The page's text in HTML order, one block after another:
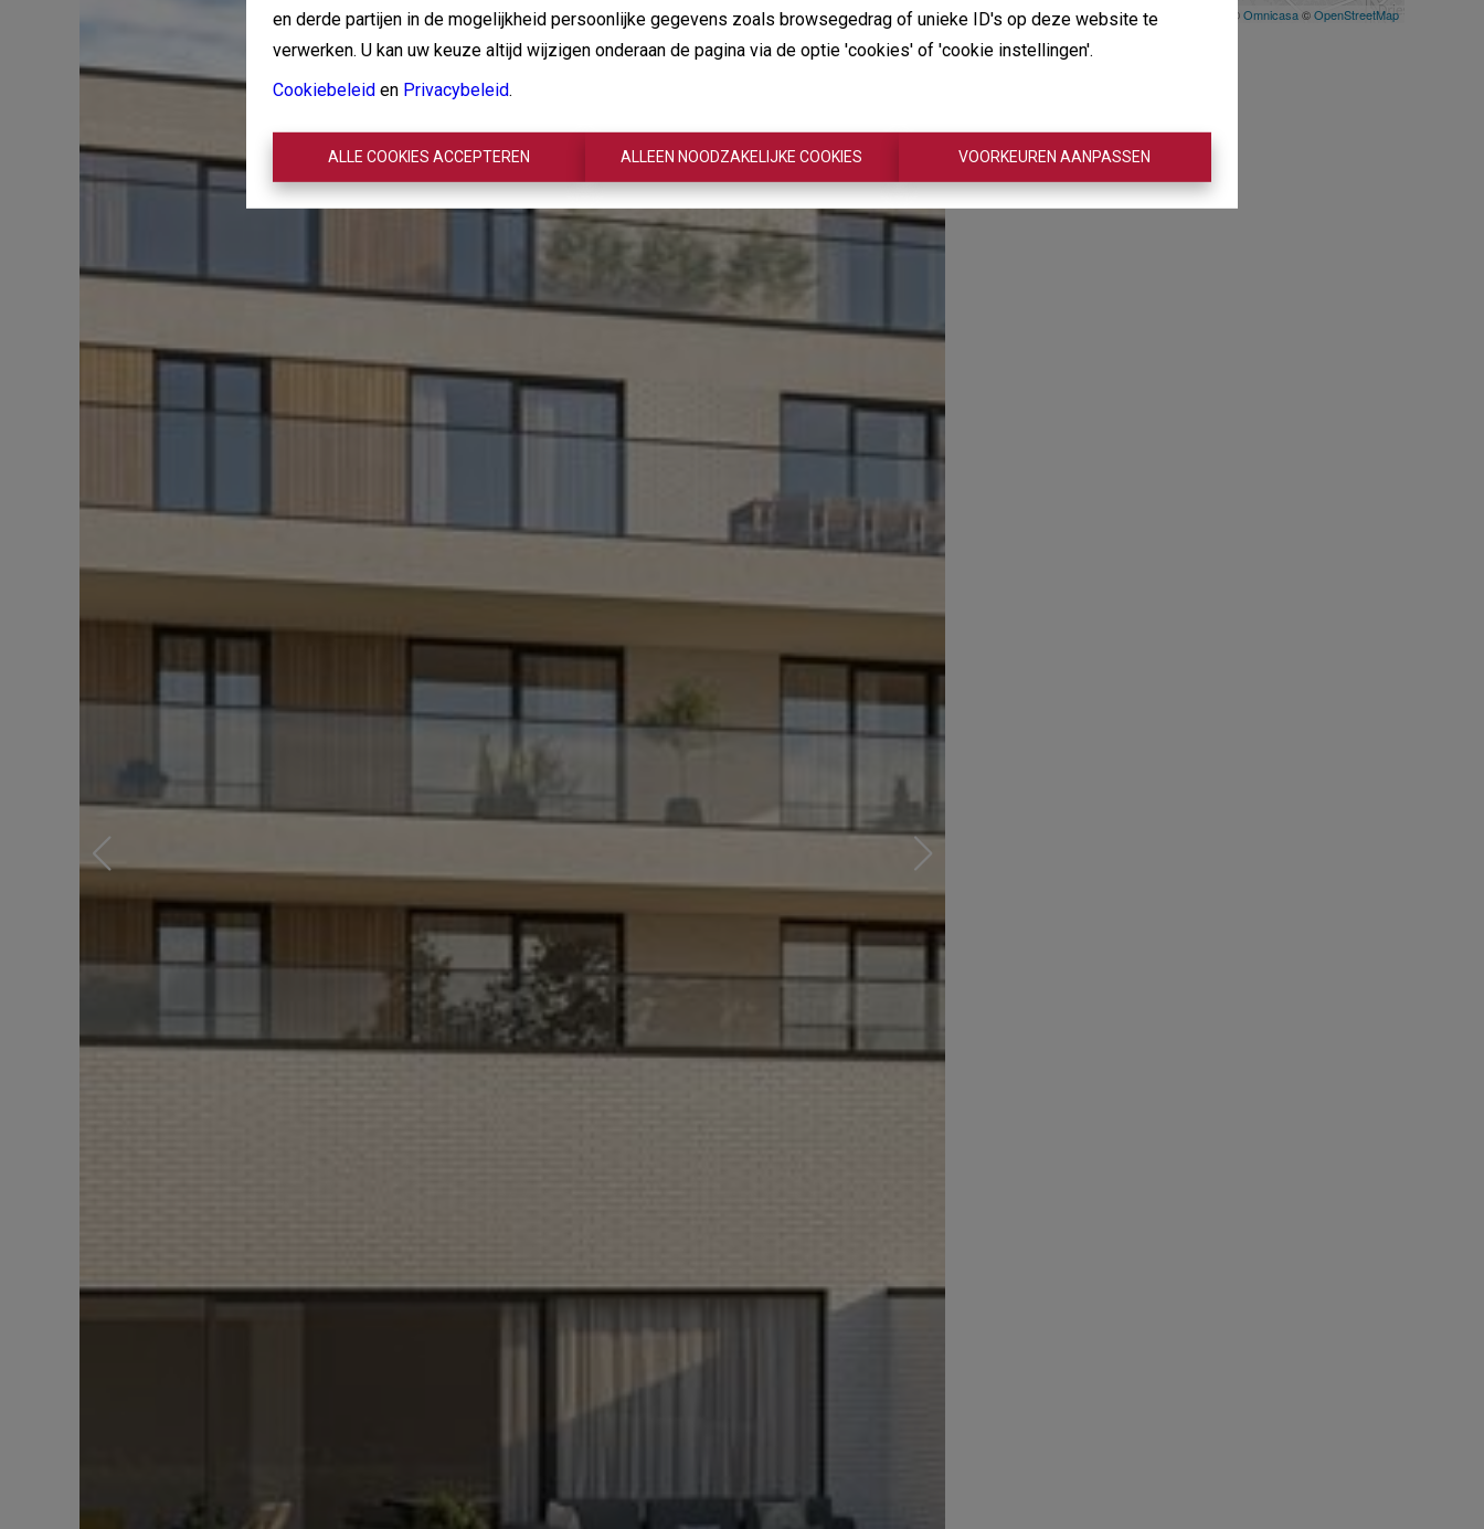
en derde partijen in de mogelijkheid persoonlijke gegevens zoals browsegedrag of unieke ID's op deze website te
verwerken. U kan uw keuze altijd wijzigen onderaan de pagina via de optie 'cookies' of 'cookie instellingen'.
Cookiebeleid en Privacybeleid.
ALLE COOKIES ACCEPTEREN ALLEEN NOODZAKELIJKE COOKIES VOORKEUREN AANPASSEN
De kaart vergroten